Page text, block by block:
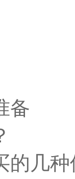
备
的几种